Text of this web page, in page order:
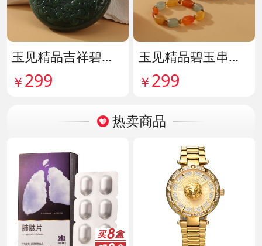
玉见精品吉祥碧玉吊牌 货号142114
￥ 299
玉见精品碧玉串珠手串 货号142115
￥ 299
热卖商品